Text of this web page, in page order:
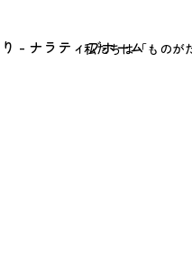
私たちは「ものが